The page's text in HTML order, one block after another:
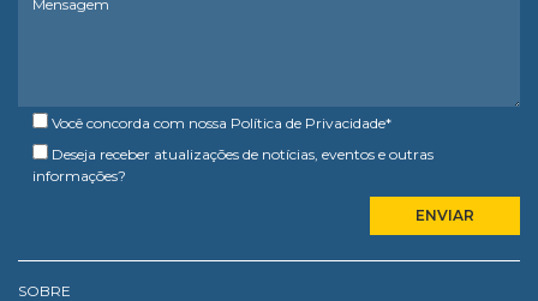
Você concorda com nossa Política de Privacidade*
Deseja receber atualizações de notícias, eventos e outras
informações?
SOBRE